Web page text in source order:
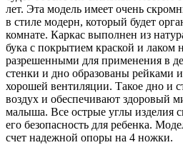
лет. Эта модель имеет очень
в стиле модерн, который будет
комнате. Каркас выполнен из
бука с покрытием краской и лаком
разрешенными для применения в
стенки и дно образованы рейками
хорошей вентиляции. Такое дно и
воздух и обеспечивают здоровый
малыша. Все острые углы изделия
его безопасность для ребенка.
счет надежной опоры на 4 ножки.